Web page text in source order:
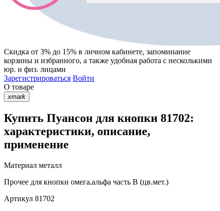
Скидка от 3% до 15% в личном кабинете, запоминание
корзины и избранного, а также удобная работа с несколькими
юр. и физ. лицами
Зарегистрироваться Войти
О товаре
xmark
Купить Пуансон для кнопки 81702:
характеристики, описание,
применение
Материал металл
Прочее для кнопки омега,альфа часть В (цв.мет.)
Артикул 81702